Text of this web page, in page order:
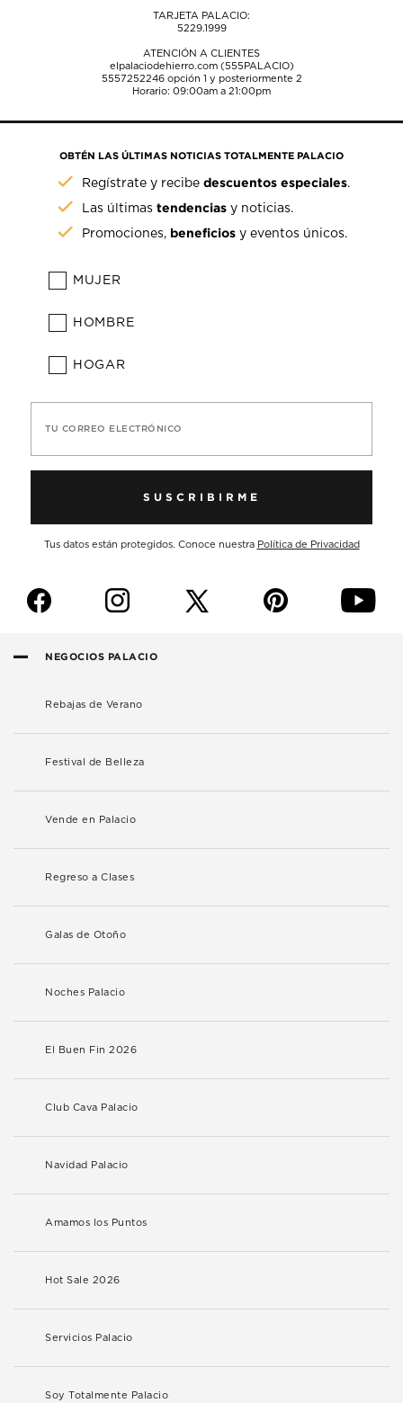
TARJETA PALACIO:
5229.1999
ATENCIÓN A CLIENTES
elpalaciodehierro.com (555PALACIO)
5557252246opción 1 y posteriormente 2
Horario: 09:00am a 21:00pm
OBTÉN LAS ÚLTIMAS NOTICIAS TOTALMENTE PALACIO
Regístrate y recibedescuentos especiales.
Las últimastendencias y noticias.
Promociones, beneficios y eventos únicos.
MUJER
HOMBRE
HOGAR
TU CORREO ELECTRÓNICO
SUSCRIBIRME
Tus datos están protegidos. Conoce nuestra Política de Privacidad
f i p y
NEGOCIOS PALACIO
Rebajas de Verano
Festival de Belleza
Vende en Palacio
Regreso a Clases
Galas de Otoño
Noches Palacio
El Buen Fin 2026
Club Cava Palacio
Navidad Palacio
Amamos los Puntos
Hot Sale 2026
Servicios Palacio
Soy Totalmente Palacio